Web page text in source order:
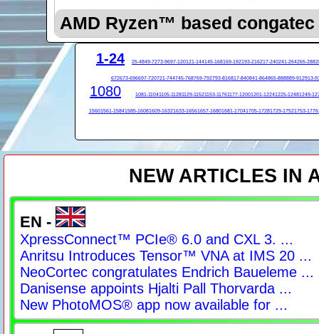
AMD Ryzen™ based congatec
1-24 25-4849-7273-9697-120121-144145-168169-192193-216217-240241-264265-288
672673-696697-720721-744745-768769-792793-816817-840841-864865-888889-912913-
1080 1081-11041105-11281129-11521153-11761177-12001201-12241225-12481249-
15601561-15841585-16081609-16321633-16561657-16801681-17041705-17281729-17521753-1776
NEW ARTICLES IN
EN -
XpressConnect™ PCIe® 6.0 and CXL 3. ...
Anritsu Introduces Tensor™ VNA at IMS 20 ...
NeoCortec congratulates Endrich Baueleme ...
Danisense appoints Hjalti Pall Thorvarda ...
New PhotoMOS® app now available for ...